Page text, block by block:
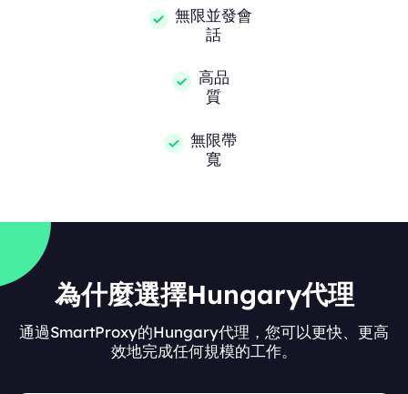
無限並發會
話
高品
質
無限帶
寬
為什麼選擇Hungary代理
通過SmartProxy的Hungary代理，您可以更快、更高
效地完成任何規模的工作。